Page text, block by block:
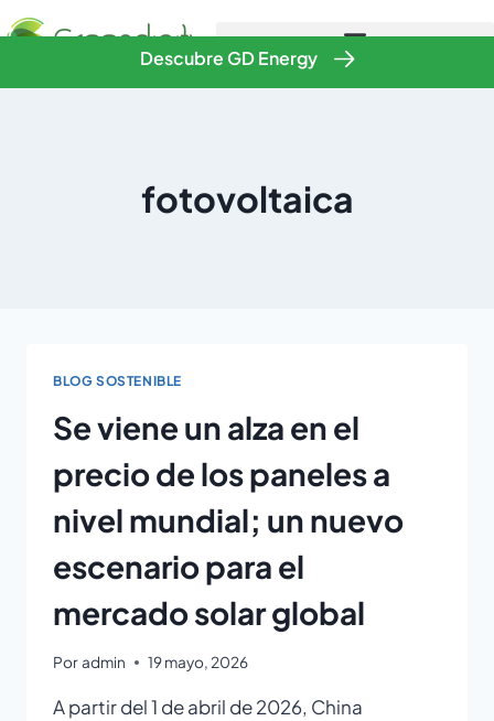
Descubre GD Energy
fotovoltaica
BLOG SOSTENIBLE
Se viene un alza en el
precio de los paneles a
nivel mundial; un nuevo
escenario para el
mercado solar global
Poradmin 19 mayo, 2026
A partir del 1 de abril de 2026, China